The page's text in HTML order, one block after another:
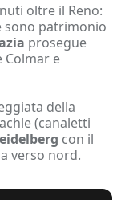
oltre il Reno:
sono patrimonio
prosegue
Colmar e
della
(canaletti
con il
verso nord.